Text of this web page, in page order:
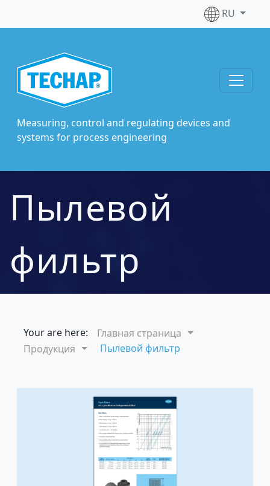
RU
Measuring, control and regulating devices and
systems for process engineering
Пылевой
фильтр
Your are here:
Главная страница
Продукция
Пылевой фильтр